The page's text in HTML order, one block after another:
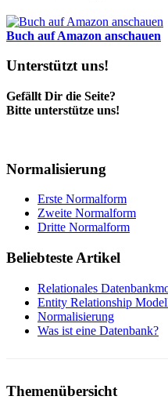
Buch auf Amazon anschauen
Unterstützt uns!
Gefällt Dir die Seite?
Bitte unterstütze uns!
Normalisierung
Erste Normalform
Zweite Normalform
Dritte Normalform
Beliebteste Artikel
Relationales
Entity Relationship
Normalisierung
Was ist eine Datenbank?
Themenübersicht